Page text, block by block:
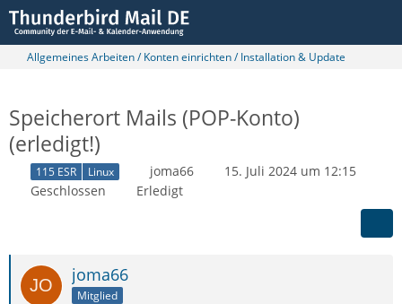
Allgemeines Arbeiten / Konten einrichten / Installation & Update
Speicherort Mails (POP-Konto)
(erledigt!)
115 ESR Linux joma66
15. Juli 2024 um 12:15
Geschlossen
Erledigt
joma66
Mitglied